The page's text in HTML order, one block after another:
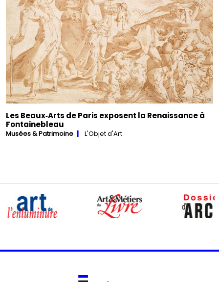
Les Beaux‑Arts de Paris exposent la Renaissance à
Fontainebleau
Musées & Patrimoine L'Objet d'Art